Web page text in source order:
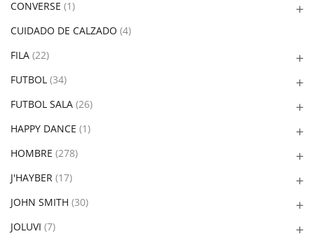
CONVERSE (1)
CUIDADO DE CALZADO (4)
FILA (22)
FUTBOL (34)
FUTBOL SALA (26)
HAPPY DANCE (1)
HOMBRE (278)
J'HAYBER (17)
JOHN SMITH (30)
JOLUVI (7)